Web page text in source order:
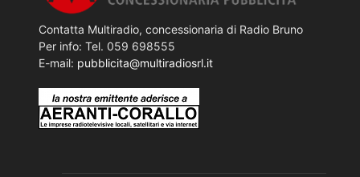
Contatta Multiradio, concessionaria di Radio Bruno
Per info: Tel. 059 698555
E-mail: pubblicita@multiradiosrl.it